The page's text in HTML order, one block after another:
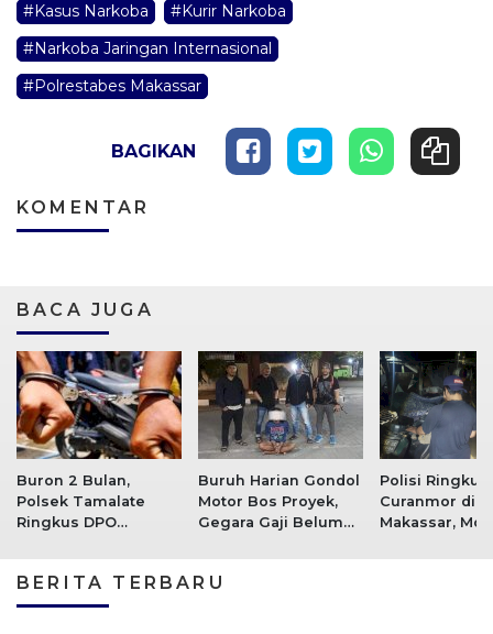
#Kasus Narkoba
#Kurir Narkoba
#Narkoba Jaringan Internasional
#Polrestabes Makassar
BAGIKAN
KOMENTAR
BACA JUGA
Buron 2 Bulan,
Polsek Tamalate
Ringkus DPO
Buruh Harian Gondol
Motor Bos Proyek,
Gegara Gaji Belum
Polisi Ringkus
Curanmor di
Makassar,
BERITA TERBARU